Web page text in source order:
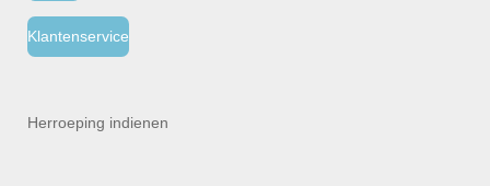
Klantenservice
Herroeping indienen